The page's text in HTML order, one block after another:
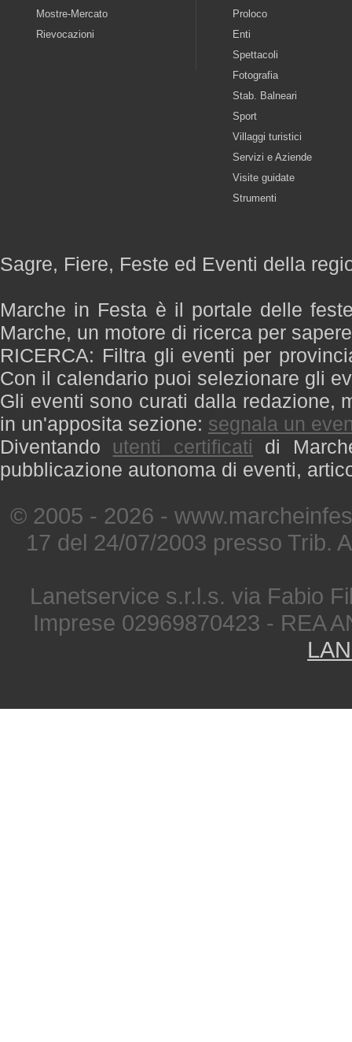
Mostre-Mercato
Rievocazioni
Proloco
Enti
Spettacoli
Fotografia
Stab. Balneari
Sport
Villaggi turistici
Servizi e Aziende
Visite guidate
Strumenti
Sagre, Fiere, Feste ed Eventi della
Marche in Festa è il portale delle
Marche, un motore di ricerca per
RICERCA: Filtra gli eventi per
Con il calendario puoi selezionare gli
Gli eventi sono curati dalla redazione,
in un'apposita sezione: segnala un
Diventando utenti certificati di
pubblicazione autonoma di eventi,
© 2005 - 2026 -
17 del 24/07/2003 presso Trib.
Lanetservice s.r.l.s. via Fabio
Imprese 02969870423 - REA